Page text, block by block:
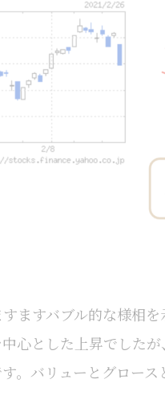
ますバブル的な様相
心とした上昇でした
。バリューとグロー